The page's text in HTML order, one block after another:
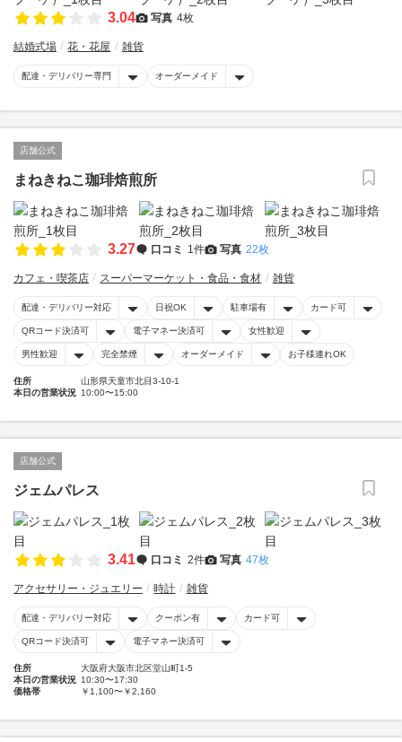
3.04 写真 4枚
結婚式場 花・花屋 雑貨
配達・デリバリー専門 オーダーメイド
店舗公式
まねきねこ珈琲焙煎所
3.27 口コミ 1件 写真 22枚
カフェ・喫茶店 スーパーマーケット・食品・食材 雑貨
配達・デリバリー対応 日祝OK 駐車場有 カード可
QRコード決済可 電子マネー決済可 女性歓迎
男性歓迎 完全禁煙 オーダーメイド お子様連れOK
住所
山形県天童市北目3-10-1
本日の営業状況 10:00〜15:00
店舗公式
ジェムパレス
3.41 口コミ 2件 写真 47枚
アクセサリー・ジュエリー 時計 雑貨
配達・デリバリー対応 クーポン有 カード可
QRコード決済可 電子マネー決済可
住所
大阪府大阪市北区堂山町1-5
本日の営業状況 10:30〜17:30
価格帯
￥1,100〜￥2,160